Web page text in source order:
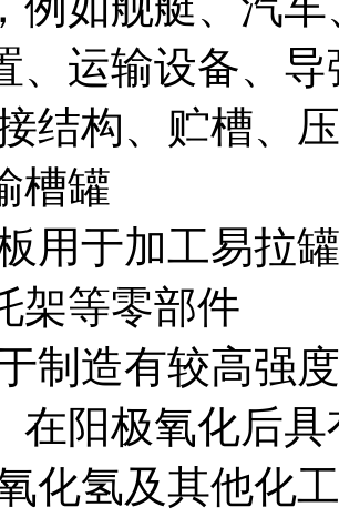
、运输设备、
结构、贮槽、
槽罐
用于加工易拉
架等零部件
制造有较高强
在阳极氧化后
化氢及其他化